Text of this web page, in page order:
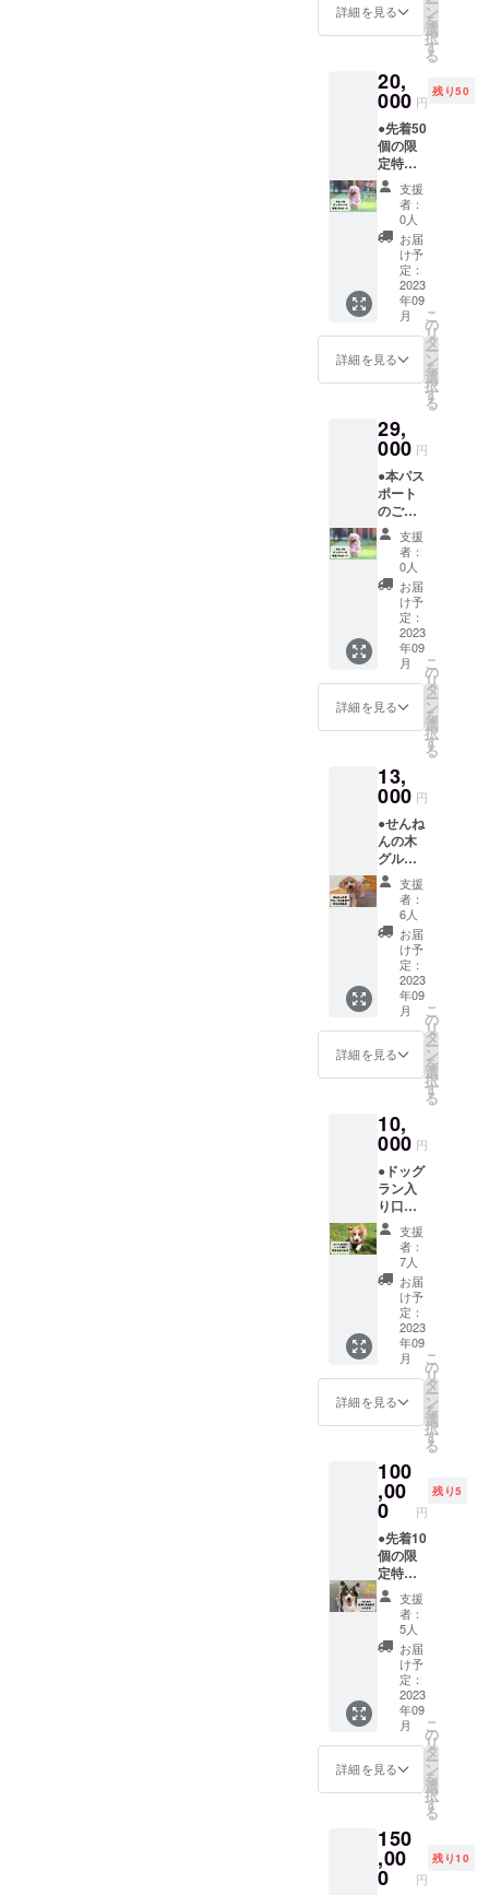
い。 ・
実際に
するリ
ターン
とパッ
ケージ
等のデ
ザイン
が異な
る場合
があり
ますの
で、あ
らかじ
めご了
承くだ
さい。
約
13.5cm
3cm／
およそ2
～3人
前） ・
原材料
及び添
加物等
の食品
表示は
お届け
商品の
ラベル
に表記
されま
封前に
は必ず
のリ
ターン
に貼付
された
ラベル
や注意
書きを
ご確認
くださ
い。 ・
実際に
お届け
するリ
ターン
とパッ
ケージ
等のデ
ザイン
が異な
があり
ますの
で、あ
らかじ
めご了
承くだ
さい。
1名様
からご
す。 ・
1週間前
までに
祇園店
へ電話
でのご
予約を
お願い
しま
す。 ・
有効期
限は
2023年
9月1日
から
8月31日
までの1
す。 ・
火曜日
～日曜
日で利
用可能
です。
月曜日
定休の
ため使
用でき
ませ
ん。
無理の
ただけ
ますと
す。
津市志
パー
ク）で
す ■注
意事項
・本チ
ケット1
枚で大
人2名、
ワン
ちゃん2
匹マメ
ノキ
ドッグ
パーク
※ご利用
人数、
ワン
り増え
る場合
にご相
談くだ
さい。
・当日
のパー
ク滞在
費はマ
メノキ
にて負
担いた
しま
す。 ・
所まで
の移
は支援
者様の
担とな
りま
す。
ご提供
しま
す。 ●
ポート
のご提
示でマ
メノキ
ドッグ
パーク
が1年間
ご利用
可能で
す。
（大人1
名、ワ
ンちゃ
ん1匹の
ご利用
が可能
で
●年間パ
トの中
にマメ
ノキ
ドッグ
パーク
の駐車
料金も
含まれ
ます。
●有効期
限は
「パー
ク開業
日から1
年間」
となり
ます。
ラン以
外の
スに関
して別
途費用
が必要
となり
ます。
詳細を見る ン
を
選
択
す
る
20,
000 円
残り50
●先着50
個の限
定特典
です。
●通常
29,000
円の
ドッグ
ラン年
間パス
ポート
を割引
価格で
ご提供
しま
す。 ●
ポート
のご提
示でマ
メノキ
ドッグ
パーク
が1年間
ご利用
可能で
す。
（大人1
名、ワ
ンちゃ
ん1匹の
ご利用
が可能
で
●年間パ
トの中
にマメ
ノキ
ドッグ
パーク
の駐車
料金も
含まれ
ます。
●有効期
限は
「パー
ク開業
日から1
年間」
となり
ます。
ラン以
外の
スに関
して別
途費用
が必要
となり
ます。
支援
者：
0人
お届
け予
定：
2023
年09
月
詳細を見る
こ
の
リ
タ
ー
ン
を
選
択
す
る
29,
000 円
●本パス
ポート
のご提
示でマ
メノキ
ドッグ
パーク
が1年間
ご利用
可能で
す。
（大人1
名、ワ
ンちゃ
ん1匹の
ご利用
で
す。）
●年間パ
スポー
トの中
にマメ
ノキ
ドッグ
パーク
の駐車
料金も
含まれ
ます。
●有効期
限は
「パー
ク開業
ます。
■注意事
項 ・
ドッグ
ラン以
外の
サービ
スに関
して別
途費用
が必要
となり
ます。
支援
者：
0人
お届
け予
定：
2023
年09
月
詳細を見る
こ
の
リ
タ
ー
ン
を
選
択
す
る
13,
000 円
●せんね
んの木
グルー
プで利
用可能
13,000
円分の
商品券
をお送
りしま
す。 ●
対象
サービ
スはマ
メノキ
パー
ク、せ
んねん
の木
（祇園
店、君
津店、
市原
店）、
BAACU
Sとなり
ます。
■注意事
ケット
の有効
期限は
2025年
8月31日
までの2
年間と
なりま
す。
支援
者：
6人
お届
け予
定：
2023
年09
月
詳細を見る
こ
の
リ
タ
ー
ン
を
選
択
す
る
10,
000 円
●ドッグ
ラン入
り口看
板にワ
ンちゃ
んの写
真を掲
載しま
す。 ●
看板に
掲載す
るワン
ちゃん
の写真
は、5セ
ンチ×5
のサイ
ズにな
りま
す。 ■
このよ
うな方
におす
すめ ・
マメノ
キの取
り組み
を応援
してい
ただけ
る個人
のお客
様 ・ワ
ンちゃ
んとの
思い出
たい個
人のお
客様 ■
注意事
支援
者：
7人
お届
け予
定：
2023
年09
月
詳細を見る
こ
の
リ
タ
ー
ン
を
選
択
す
る
100
,00
0 円
残り5
●先着10
個の限
定特典
です。
●ドッグ
ラン柵
に御社
名、商
品・
サービ
ス名を
記載し
た看板
を設置
しま
す。 ■
うな方
におす
すめ ・
マメノ
支援
者：
5人
お届
け予
定：
2023
年09
月
詳細を見る
こ
の
リ
タ
ー
ン
を
選
択
す
る
150
,00
0 円
残り10